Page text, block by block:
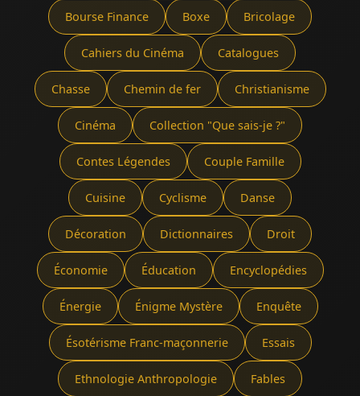
Bourse Finance Boxe Bricolage
Cahiers du Cinéma Catalogues
Chasse Chemin de fer Christianisme
Cinéma Collection "Que sais-je ?"
Contes Légendes Couple Famille
Cuisine Cyclisme Danse
Décoration Dictionnaires Droit
Économie Éducation Encyclopédies
Énergie Énigme Mystère Enquête
Ésotérisme Franc-maçonnerie Essais
Ethnologie Anthropologie Fables